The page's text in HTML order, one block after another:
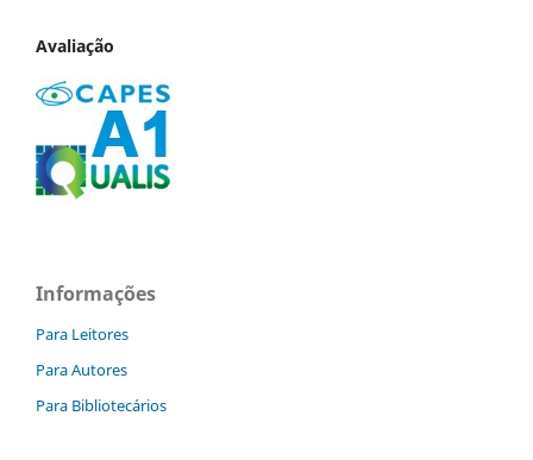
Avaliação
Informações
Para Leitores
Para Autores
Para Bibliotecários